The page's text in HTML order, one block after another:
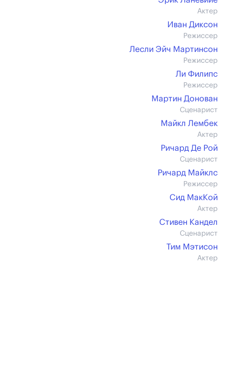
Актер
Иван Диксон
Режиссер
Лесли Эйч Мартинсон
Режиссер
Ли Филипс
Режиссер
Мартин Донован
Сценарист
Майкл Лембек
Актер
Ричард Де Рой
Сценарист
Ричард Майклс
Режиссер
Сид МакКой
Актер
Стивен Кандел
Сценарист
Тим Мэтисон
Актер